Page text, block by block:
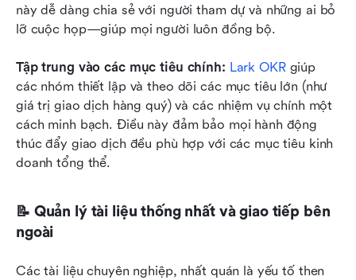
này dễ dàng chia sẻ với người tham dự và những ai bỏ
lỡ cuộc họp—giúp mọi người luôn đồng bộ.
Tập trung vào các mục tiêu chính: Lark OKR giúp
các nhóm thiết lập và theo dõi các mục tiêu lớn (như
giá trị giao dịch hàng quý) và các nhiệm vụ chính một
cách minh bạch. Điều này đảm bảo mọi hành động
thúc đẩy giao dịch đều phù hợp với các mục tiêu kinh
doanh tổng thể.
📝 Quản lý tài liệu thống nhất và giao tiếp bên
ngoài
Các tài liệu chuyên nghiệp, nhất quán là yếu tố then